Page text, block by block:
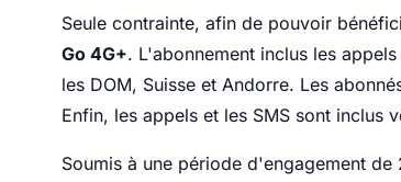
Seule contrainte, afin de pouvoir
Go 4G+. L'abonnement inclus les
les DOM, Suisse et Andorre. Les
Enfin, les appels et les SMS sont inclus
Soumis à une période d'engagement